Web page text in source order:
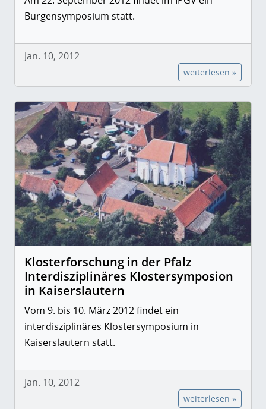
Burgensymposium statt.
Jan. 10, 2012
weiterlesen »
Klosterforschung in der Pfalz
Interdisziplinäres Klostersymposion
in Kaiserslautern
Vom 9. bis 10. März 2012 findet ein
interdisziplinäres Klostersymposium in
Kaiserslautern statt.
Jan. 10, 2012
weiterlesen »